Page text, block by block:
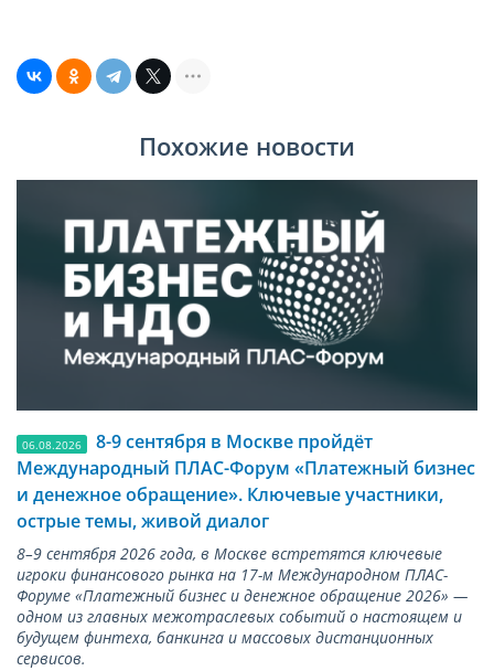
Похожие новости
06.08.2026
8-9 сентября в Москве пройдёт
Международный ПЛАС-Форум «Платежный бизнес
и денежное обращение». Ключевые участники,
острые темы, живой диалог
8–9 сентября 2026 года, в Москве встретятся ключевые
игроки финансового рынка на 17-м Международном ПЛАС-
Форуме «Платежный бизнес и денежное обращение 2026» —
одном из главных межотраслевых событий о настоящем и
будущем финтеха, банкинга и массовых дистанционных
сервисов.